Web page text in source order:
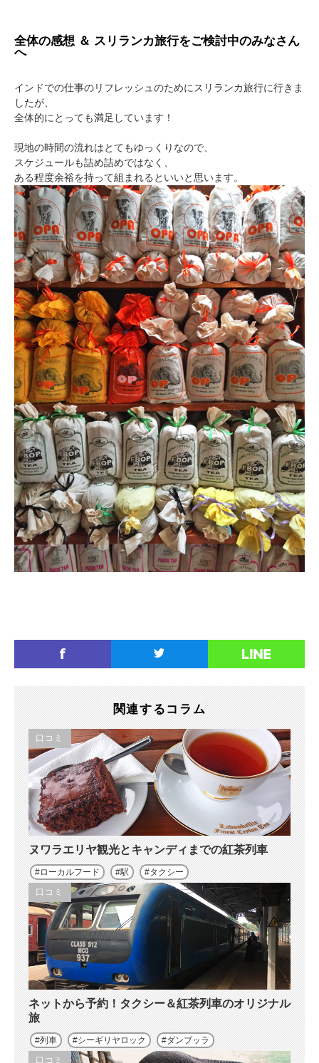
全体の感想 ＆ スリランカ旅行をご検討中のみなさん
へ
インドでの仕事のリフレッシュのためにスリランカ旅行に行きま
したが、
全体的にとっても満足しています！
現地の時間の流れはとてもゆっくりなので、
スケジュールも詰め詰めではなく、
ある程度余裕を持って組まれるといいと思います。
関連するコラム
ヌワラエリヤ観光とキャンディまでの紅茶列車
口コミ
ローカルフード 駅 タクシー
ネットから予約！タクシー＆紅茶列車のオリジナル
旅
口コミ
列車 シーギリヤロック
ダンブッラ
口コミ